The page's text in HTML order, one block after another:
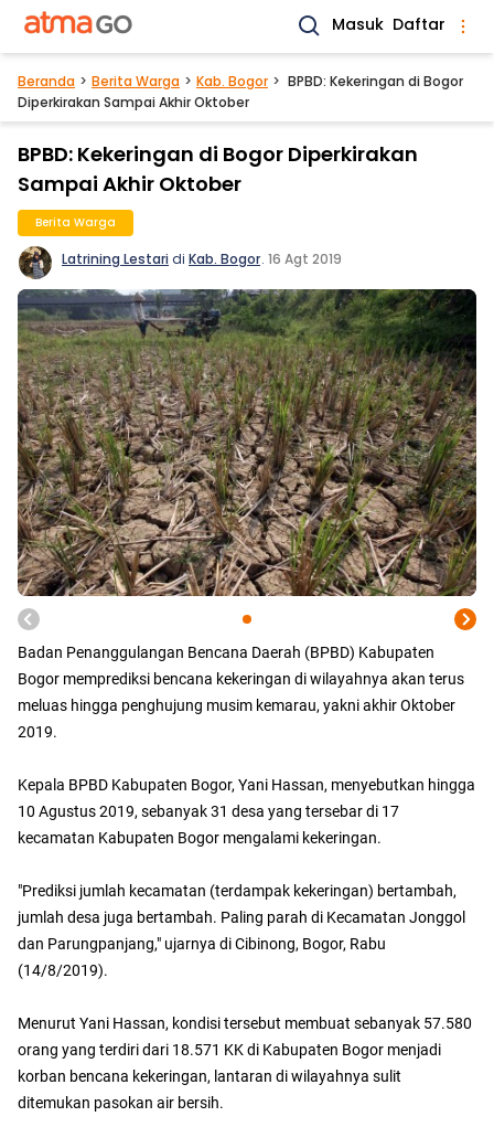
Masuk Daftar
Beranda Berita Warga Kab. Bogor
BPBD: Kekeringan di Bogor
Diperkirakan Sampai Akhir Oktober
BPBD: Kekeringan di Bogor Diperkirakan
Sampai Akhir Oktober
Berita Warga
Latrining Lestaridi Kab. Bogor. 16 Agt 2019
Badan Penanggulangan Bencana Daerah (BPBD) Kabupaten
Bogor memprediksi bencana kekeringan di wilayahnya akan terus
meluas hingga penghujung musim kemarau, yakni akhir Oktober
2019.
Kepala BPBD Kabupaten Bogor, Yani Hassan, menyebutkan hingga
10 Agustus 2019, sebanyak 31 desa yang tersebar di 17
kecamatan Kabupaten Bogor mengalami kekeringan.
"Prediksi jumlah kecamatan (terdampak kekeringan) bertambah,
jumlah desa juga bertambah. Paling parah di Kecamatan Jonggol
dan Parungpanjang," ujarnya di Cibinong, Bogor, Rabu
(14/8/2019).
Menurut Yani Hassan, kondisi tersebut membuat sebanyak 57.580
orang yang terdiri dari 18.571 KK di Kabupaten Bogor menjadi
korban bencana kekeringan, lantaran di wilayahnya sulit
ditemukan pasokan air bersih.